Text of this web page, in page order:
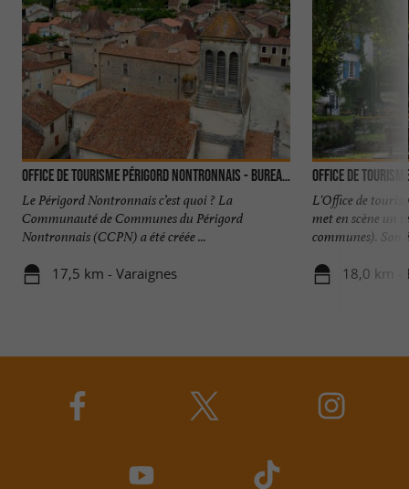
Office de tourisme Périgord Nontronnais - Bureau de Varaignes
Le Périgord Nontronnais c’est quoi ? La
Communauté de Communes du Périgord
Nontronnais (CCPN) a été créée ...
17,5 km - Varaignes
Office de
L'Office de
met en scène un
communes). Son
18,0 km -